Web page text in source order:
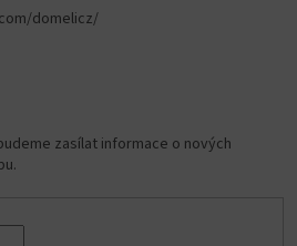
domelicz/
zasílat informace o nových